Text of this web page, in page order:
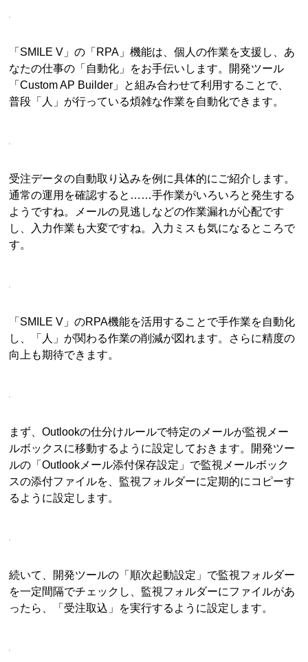
「SMILE V」の「RPA」機能は、個人の作業を支援し、あ
なたの仕事の「自動化」をお手伝いします。開発ツール
「Custom AP Builder」と組み合わせて利用することで、
普段「人」が行っている煩雑な作業を自動化できます。
受注データの自動取り込みを例に具体的にご紹介します。
通常の運用を確認すると……手作業がいろいろと発生する
ようですね。メールの見逃しなどの作業漏れが心配です
し、入力作業も大変ですね。入力ミスも気になるところで
す。
「SMILE V」のRPA機能を活用することで手作業を自動化
し、「人」が関わる作業の削減が図れます。さらに精度の
向上も期待できます。
まず、Outlookの仕分けルールで特定のメールが監視メー
ルボックスに移動するように設定しておきます。開発ツー
ルの「Outlookメール添付保存設定」で監視メールボック
スの添付ファイルを、監視フォルダーに定期的にコピーす
るように設定します。
続いて、開発ツールの「順次起動設定」で監視フォルダー
を一定間隔でチェックし、監視フォルダーにファイルがあ
ったら、「受注取込」を実行するように設定します。